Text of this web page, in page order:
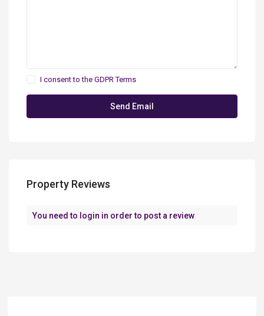
I consent to theGDPR Terms
Property Reviews
You need to login in order to post a review